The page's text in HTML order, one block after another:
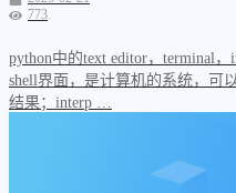
773
python中的text editor，terminal
shell界面，是计算机的系统，可
结果；interp …